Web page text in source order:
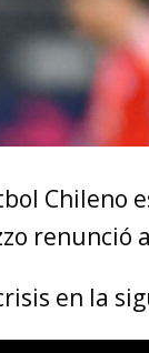
Chileno
renunció
en la